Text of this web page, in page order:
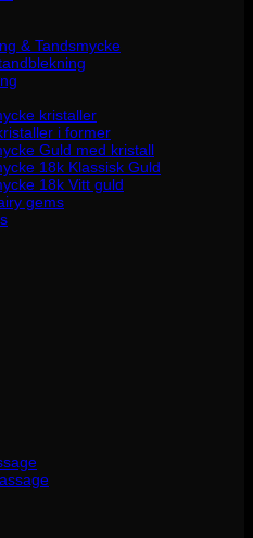
& Tandsmycke
kristaller
i former
Guld med kristall
18k Klassisk Guld
18k Vitt guld
gems